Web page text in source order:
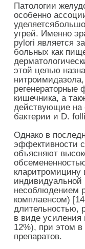
Патологии
особенно
угрей. Именно
pylori является
больных как
этой целью
регенераторные
кишечника, а
действующие на
бактерии и D.
Однако в
эффективности
объясняют
кларитромицину
несоблюдением
комплаенсом)
длительностью,
в виде усиления
12%), при этом
препаратов.